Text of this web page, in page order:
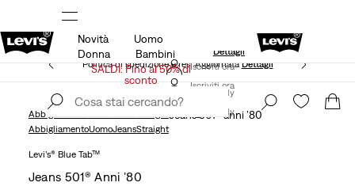
Unidays: Gli studenti ottengono il 20% di sconto
Dettagli
Iscriviti ora
Italy
Novità
Uomo
Donna
Bambini
SALDI: Fino al 50% di
sconto
Politica di spedizione e resi Aggiornata Dettagli
Iscriviti ora
Italy
Abbigliamento Jeans 501® anni ’80
AbbigliamentoUomoJeansStraight
Levi’s® Blue Tab™
Jeans 501® Anni ’80